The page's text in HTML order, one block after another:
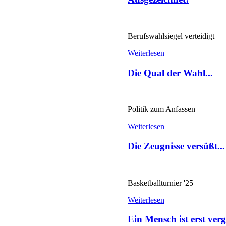
Berufswahlsiegel verteidigt
Weiterlesen
Die Qual der Wahl...
Politik zum Anfassen
Weiterlesen
Die Zeugnisse versüßt...
Basketballturnier '25
Weiterlesen
Ein Mensch ist erst